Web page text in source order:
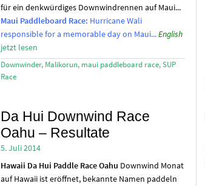
für ein denkwürdiges Downwindrennen auf Maui...
Maui Paddleboard Race: Hurricane Wali
responsible for a memorable day on Maui...English
jetzt lesen
Downwinder, Malikorun, maui paddleboard race, SUP
Race
Da Hui Downwind Race
Oahu – Resultate
5. Juli 2014
Hawaii Da Hui Paddle Race Oahu Downwind Monat
auf Hawaii ist eröffnet, bekannte Namen paddeln